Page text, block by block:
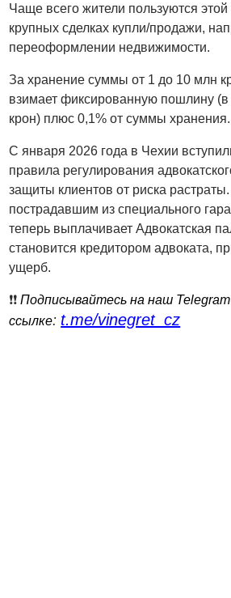
Чаще всего жители пользуются этой
крупных сделках купли/продажи,
переоформлении недвижимости.
За хранение суммы от 1 до 10 млн
взимает фиксированную пошлину
крон) плюс 0,1% от суммы хранения.
С января 2026 года в Чехии
правила регулирования
защиты клиентов от риска
пострадавшим из специального
теперь выплачивает Адвокатская
становится кредитором адвоката,
ущерб.
❗️❗️Подписывайтесь на наш
ссылке: t.me/vinegret_cz